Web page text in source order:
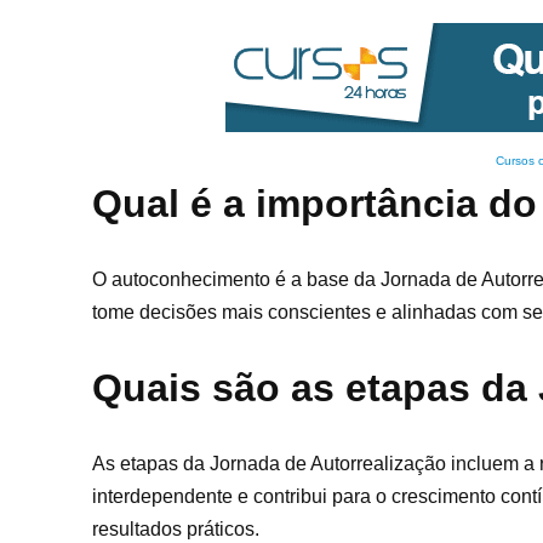
Cursos
Qual é a importância
O autoconhecimento é a base da Jornada de
tome decisões mais conscientes e alinhadas com
Quais são as etapas
As etapas da Jornada de Autorrealização incluem
interdependente e contribui para o crescimento
resultados práticos.